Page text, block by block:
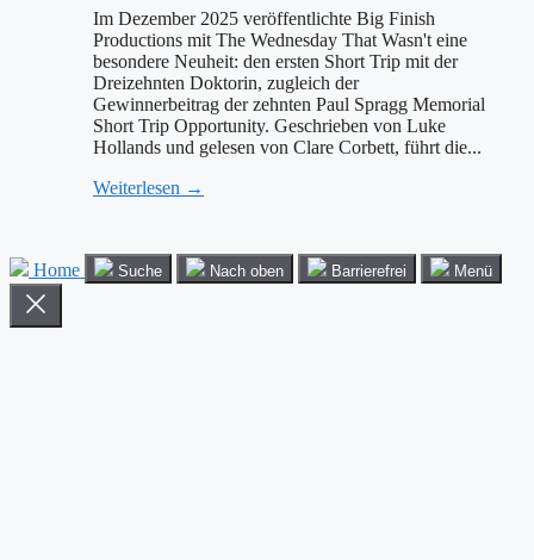
Im Dezember 2025 veröffentlichte Big Finish
Productions mit The Wednesday That Wasn't eine
besondere Neuheit: den ersten Short Trip mit der
Dreizehnten Doktorin, zugleich der
Gewinnerbeitrag der zehnten Paul Spragg Memorial
Short Trip Opportunity. Geschrieben von Luke
Hollands und gelesen von Clare Corbett, führt die...
Weiterlesen →
Home Suche Nach oben Barrierefrei Menü